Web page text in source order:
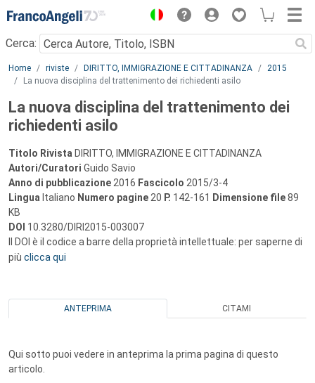
Menu
Cerca:
Main content
Home riviste DIRITTO, IMMIGRAZIONE E CITTADINANZA
2015
La nuova disciplina del trattenimento dei richiedenti asilo
La nuova disciplina del trattenimento dei
richiedenti asilo
Titolo Rivista DIRITTO, IMMIGRAZIONE E CITTADINANZA
Autori/Curatori Guido Savio
Anno di pubblicazione 2016 Fascicolo 2015/3-4
Lingua Italiano Numero pagine 20 P. 142-161 Dimensione file89
KB
DOI 10.3280/DIRI2015-003007
Il DOI è il codice a barre della proprietà intellettuale: per saperne di
più clicca qui
ANTEPRIMA CITAMI
Qui sotto puoi vedere in anteprima la prima pagina di questo
articolo.